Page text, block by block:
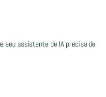
seu assistente de IA precisa de